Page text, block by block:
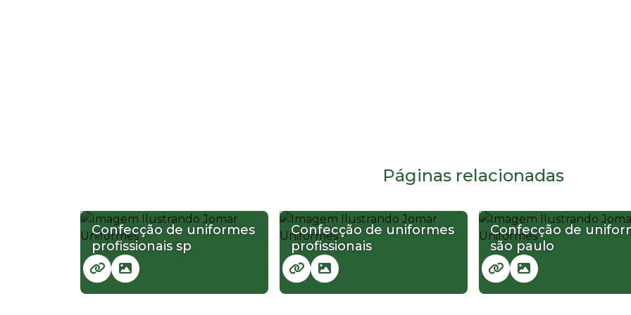
Páginas relacionadas
Confecção de uniformes
profissionais sp
Confecção de uniformes
profissionais
Confecção de
são paulo